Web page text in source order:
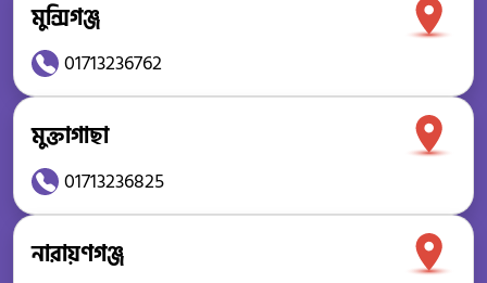
মুন্সিগঞ্জ
01713236762
মুক্তাগাছা
01713236825
নারায়ণগঞ্জ